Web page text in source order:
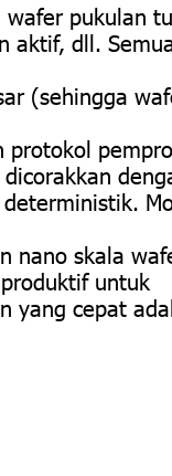
pukulan
aktif, dll.
(sehingga
protokol
nano skala
untuk
yang cepat